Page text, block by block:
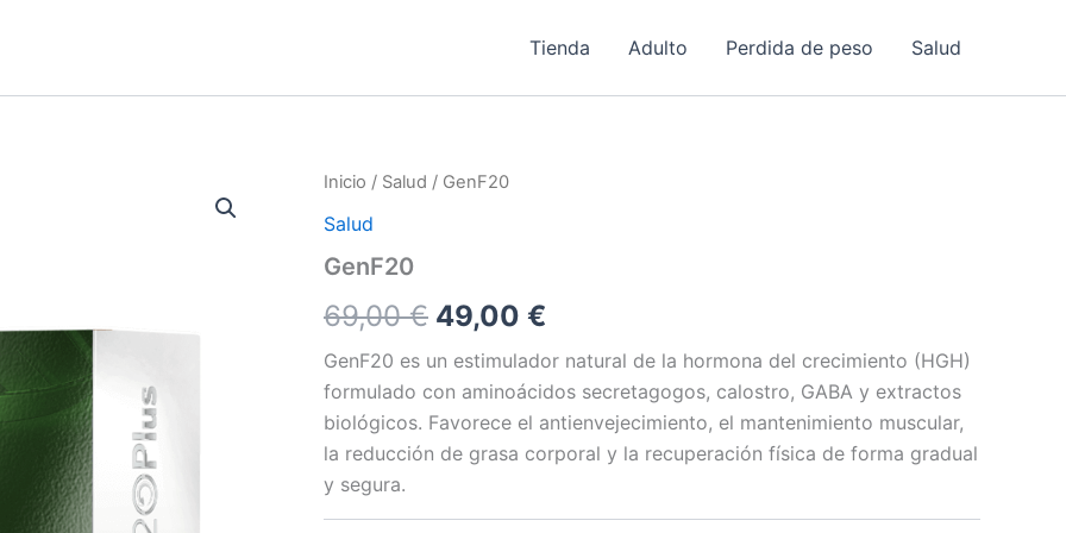
Tienda Adulto Perdida de peso Salud
Inicio / Salud / GenF20
Salud
GenF20
69,00€ El
precio
original
era:
49,00 €
precio
actual
es:
GenF20 es un estimulador natural de la hormona del crecimiento (HGH)
formulado con aminoácidos secretagogos, calostro, GABA y extractos
biológicos. Favorece el antienvejecimiento, el mantenimiento muscular,
la reducción de grasa corporal y la recuperación física de forma gradual
y segura.